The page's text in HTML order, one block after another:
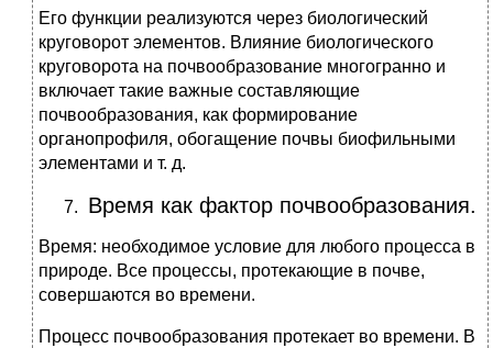
Его функции реализуются через биологический
круговорот элементов. Влияние биологического
круговорота на почвообразование многогранно и
включает такие важные составляющие
почвообразования, как формирование
органопрофиля, обогащение почвы биофильными
элементами и т. д.
Время как фактор почвообразования.
Время: необходимое условие для любого процесса в
природе. Все процессы, протекающие в почве,
совершаются во времени.
Процесс почвообразования протекает во времени. В